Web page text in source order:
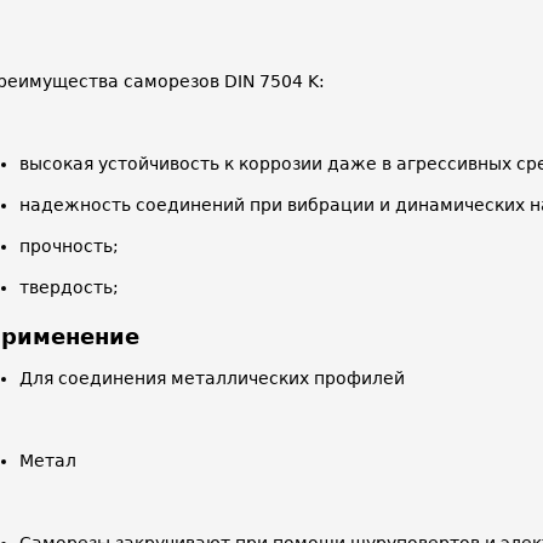
саморезов DIN 7504 K:
высокая устойчивость к коррозии даже в агрессивных
надежность соединений при вибрации и динамических
прочность;
твердость;
Для соединения металлических профилей
Метал